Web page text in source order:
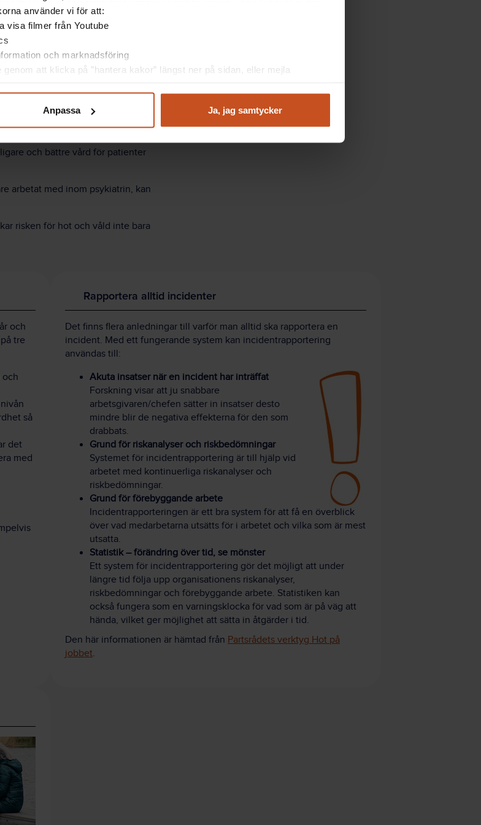
använder vi för att:
visa filmer från Youtube
och marknadsföring
att klicka på ”hantera kakor” längst ner på sidan, eller mejla
Anpassa Ja, jag samtycker
vården. Därför behöver den
på iva och patienterna där
hjälp av en referensgrupp med
försöket. Det görs genom att
som testat att arbeta med
och bättre vård för patienter
arbetat med inom psykiatrin, kan
risken för hot och våld inte bara
och
tre
och
så
det
med
Rapportera alltid incidenter
Det finns flera anledningar till varför man alltid ska rapportera en
incident. Med ett fungerande system kan incidentrapportering
användas till:
Akuta insatser när en incident har inträffat
Forskning visar att ju snabbare
arbetsgivaren/chefen sätter in insatser desto
mindre blir de negativa effekterna för den som
drabbats.
Grund för riskanalyser och riskbedömningar
Systemet för incidentrapportering är till hjälp vid
arbetet med kontinuerliga riskanalyser och
riskbedömningar.
Grund för förebyggande arbete
Incidentrapporteringen är ett bra system för att få en överblick
över vad medarbetarna utsätts för i arbetet och vilka som är mest
utsatta.
Statistik – förändring över tid, se mönster
Ett system för incidentrapportering gör det möjligt att under
längre tid följa upp organisationens riskanalyser,
riskbedömningar och förebyggande arbete. Statistiken kan
också fungera som en varningsklocka för vad som är på väg att
hända, vilket ger möjlighet att sätta in åtgärder i tid.
Den här informationen är hämtad från Partsrådets verktyg Hot på
jobbet.